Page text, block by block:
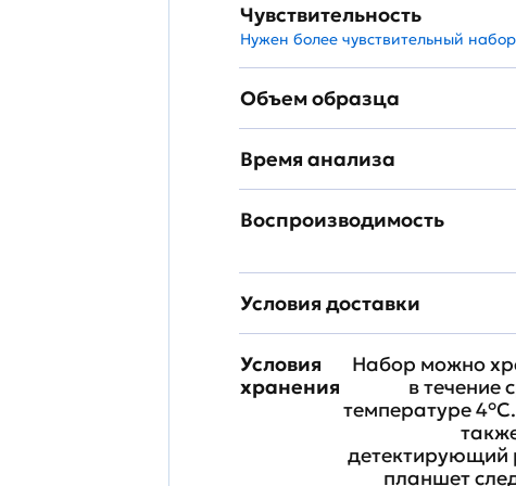
Чувствительность
Нужен более чувствительный
Объем образца
Время анализа
Воспроизводимость
Условия доставки
Условия
хранения
Набор можно
в течение
температуре
детектирующий
планшет